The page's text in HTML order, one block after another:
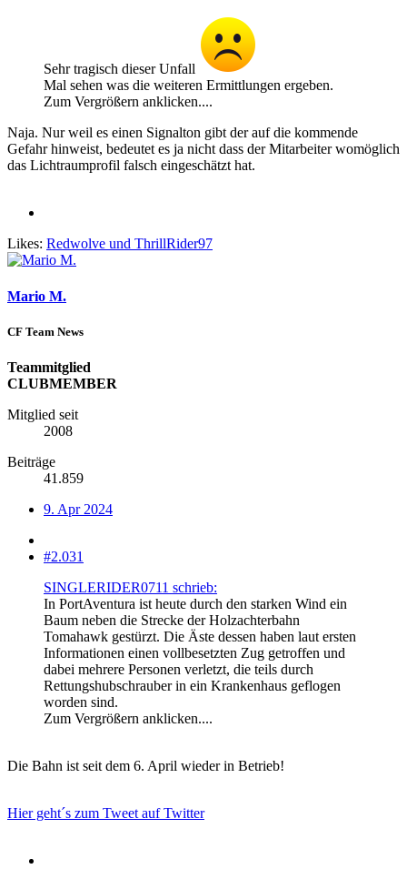
Sehr tragisch dieser Unfall
Mal sehen was die weiteren Ermittlungen ergeben.
Zum Vergrößern anklicken....
Naja. Nur weil es einen Signalton gibt der auf die kommende
Gefahr hinweist, bedeutet es ja nicht dass der Mitarbeiter womöglich
das Lichtraumprofil falsch eingeschätzt hat.
Likes: Redwolve und ThrillRider97
Mario M.
CF Team News
Teammitglied
CLUBMEMBER
Mitglied seit
2008
Beiträge
41.859
9. Apr 2024
#2.031
SINGLERIDER0711 schrieb:
In PortAventura ist heute durch den starken Wind ein
Baum neben die Strecke der Holzachterbahn
Tomahawk gestürzt. Die Äste dessen haben laut ersten
Informationen einen vollbesetzten Zug getroffen und
dabei mehrere Personen verletzt, die teils durch
Rettungshubschrauber in ein Krankenhaus geflogen
worden sind.
Zum Vergrößern anklicken....
Die Bahn ist seit dem 6. April wieder in Betrieb!
Hier geht´s zum Tweet auf Twitter